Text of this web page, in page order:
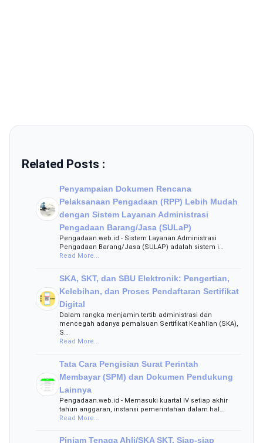
Related Posts :
Penyampaian Dokumen Rencana
Pelaksanaan Pengadaan (RPP) Lebih Mudah
dengan Sistem Layanan Administrasi
Pengadaan Barang/Jasa (SULaP)
Pengadaan.web.id - Sistem Layanan Administrasi
Pengadaan Barang/Jasa (SULAP) adalah sistem i…
Read More...
SKA, SKT, dan SBU Elektronik: Pengertian,
Kelebihan, dan Proses Pendaftaran Sertifikat
Digital
Dalam rangka menjamin tertib administrasi dan
mencegah adanya pemalsuan Sertifikat Keahlian (SKA),
S…
Read More...
Tata Cara Pengisian Surat Perintah
Membayar (SPM) dan Dokumen Pendukung
Lainnya
Pengadaan.web.id - Memasuki kuartal IV setiap akhir
tahun anggaran, instansi pemerintahan dalam hal…
Read More...
Pinjam Tenaga Ahli/SKA SKT, Siap-siap